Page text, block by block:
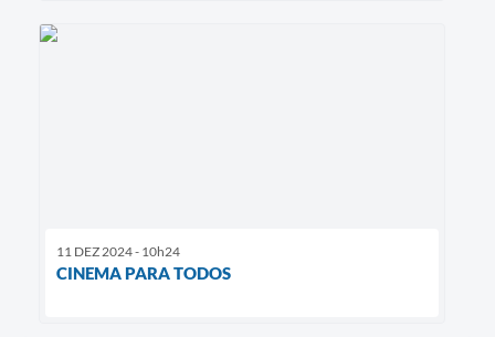
11 DEZ 2024 - 10h24
CINEMA PARA TODOS